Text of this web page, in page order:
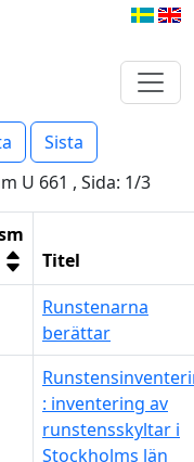
Sista
U 661 , Sida: 1/3
Titel
Runstenarna
berättar
: inventering av
runstensskyltar i
Stockholms län